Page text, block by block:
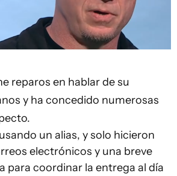
reparos en hablar de su
y ha concedido numerosas
un alias, y solo hicieron
electrónicos y una breve
para coordinar la entrega al día